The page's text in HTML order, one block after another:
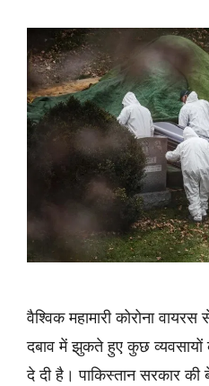
वैश्विक महामारी कोरोना
दबाव में झुकते हुए कुछ
दे दी है। पाकिस्तान सरकार की